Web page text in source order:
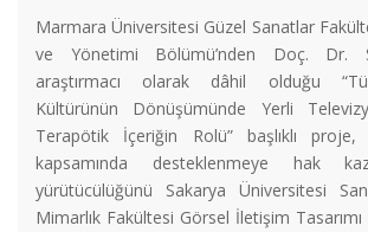
Marmara Üniversitesi Güzel Sanatlar
ve Yönetimi Bölümü’nden Doç. Dr.
araştırmacı olarak dâhil olduğu
Kültürünün Dönüşümünde Yerli
Terapötik İçeriğin Rolü” başlıklı
kapsamında desteklenmeye hak
yürütücülüğünü Sakarya Üniversitesi
Mimarlık Fakültesi Görsel İletişim